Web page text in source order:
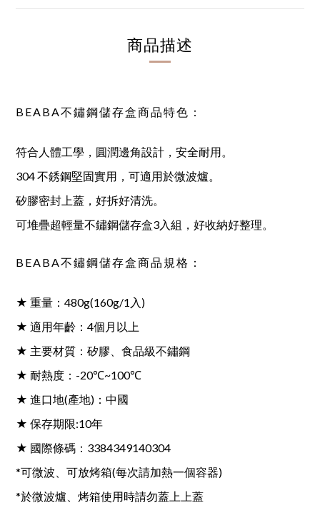
商品描述
BEABA不鏽鋼儲存盒商品特色：
符合人體工學，圓潤邊角設計，安全耐用。
304 不銹鋼堅固實用，可適用於微波爐。
矽膠密封上蓋，好拆好清洗。
可堆疊超輕量不鏽鋼儲存盒3入組，好收納好整理。
BEABA不鏽鋼儲存盒商品規格：
★ 重量：480g(160g/1入)
★ 適用年齡：4個月以上
★ 主要材質：矽膠、食品級不鏽鋼
★ 耐熱度：-20℃~100℃
★ 進口地(產地)：中國
★ 保存期限:10年
★ 國際條碼：3384349140304
*可微波、可放烤箱(每次請加熱一個容器)
*於微波爐、烤箱使用時請勿蓋上上蓋